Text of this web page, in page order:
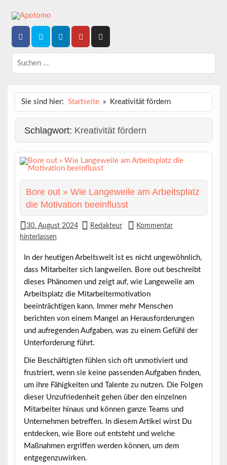
content
APOTOMO
Dein News-Magazin
Sie sind hier: Startseite Kreativität fördern
Schlagwort: Kreativität fördern
Bore out » Wie Langeweile am Arbeitsplatz
die Motivation beeinflusst
30. August 2024 Redakteur
Kommentar
hinterlassen
In der heutigen Arbeitswelt ist es nicht ungewöhnlich,
dass Mitarbeiter sich langweilen. Bore outbeschreibt
dieses Phänomen und zeigt auf, wie Langeweile am
Arbeitsplatz die Mitarbeitermotivation
beeinträchtigen kann. Immer mehr Menschen
berichten von einem Mangel an Herausforderungen
und aufregenden Aufgaben, was zu einem Gefühl der
Unterforderung führt.
Die Beschäftigten fühlen sich oft unmotiviert und
frustriert, wenn sie keine passenden Aufgaben finden,
um ihre Fähigkeiten und Talente zu nutzen. Die Folgen
dieser Unzufriedenheit gehen über den einzelnen
Mitarbeiter hinaus und können ganze Teams und
Unternehmen betreffen. In diesem Artikel wirst Du
entdecken, wie Bore out entsteht und welche
Maßnahmen ergriffen werden können, um dem
entgegenzuwirken.